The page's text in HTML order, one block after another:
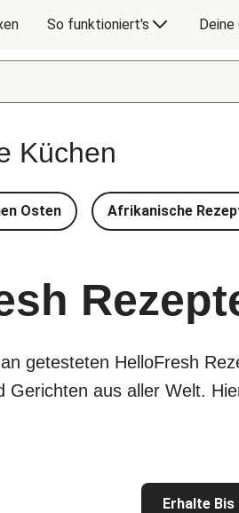
So funktioniert's Deine
Küchen
Osten Afrikanische
getesteten HelloFresh
Gerichten aus aller Welt.
Erhalte